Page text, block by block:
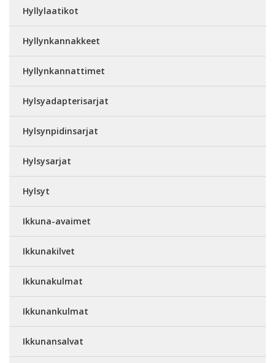
Hyllylaatikot
Hyllynkannakkeet
Hyllynkannattimet
Hylsyadapterisarjat
Hylsynpidinsarjat
Hylsysarjat
Hylsyt
Ikkuna-avaimet
Ikkunakilvet
Ikkunakulmat
Ikkunankulmat
Ikkunansalvat